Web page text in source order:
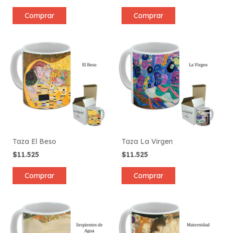
Comprar Comprar
Taza El Beso
$11.525
Comprar
Taza La Virgen
$11.525
Comprar